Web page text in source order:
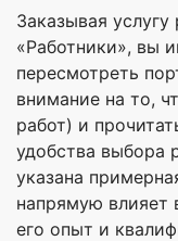
Заказывая
«Работники», вы
пересмотреть
внимание на то,
работ) и
удобства выбора
указана
напрямую влияет
его опыт и